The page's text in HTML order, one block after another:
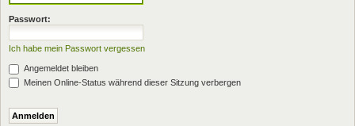
Passwort:
Ich habe mein Passwort vergessen
Angemeldet bleiben
Meinen Online-Status während dieser Sitzung verbergen